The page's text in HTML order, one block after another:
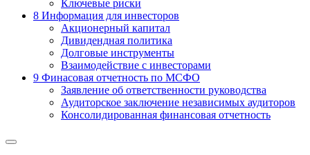
Ключевые риски
8 Информация для инвесторов
Акционерный капитал
Дивидендная политика
Долговые инструменты
Взаимодействие с инвеcторами
9 Финасовая отчетность по МСФО
Заявление об ответственности руководства
Аудиторское заключение независимых аудиторов
Консолидированная финансовая отчетность